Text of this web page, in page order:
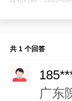
共 1 个回答
广东